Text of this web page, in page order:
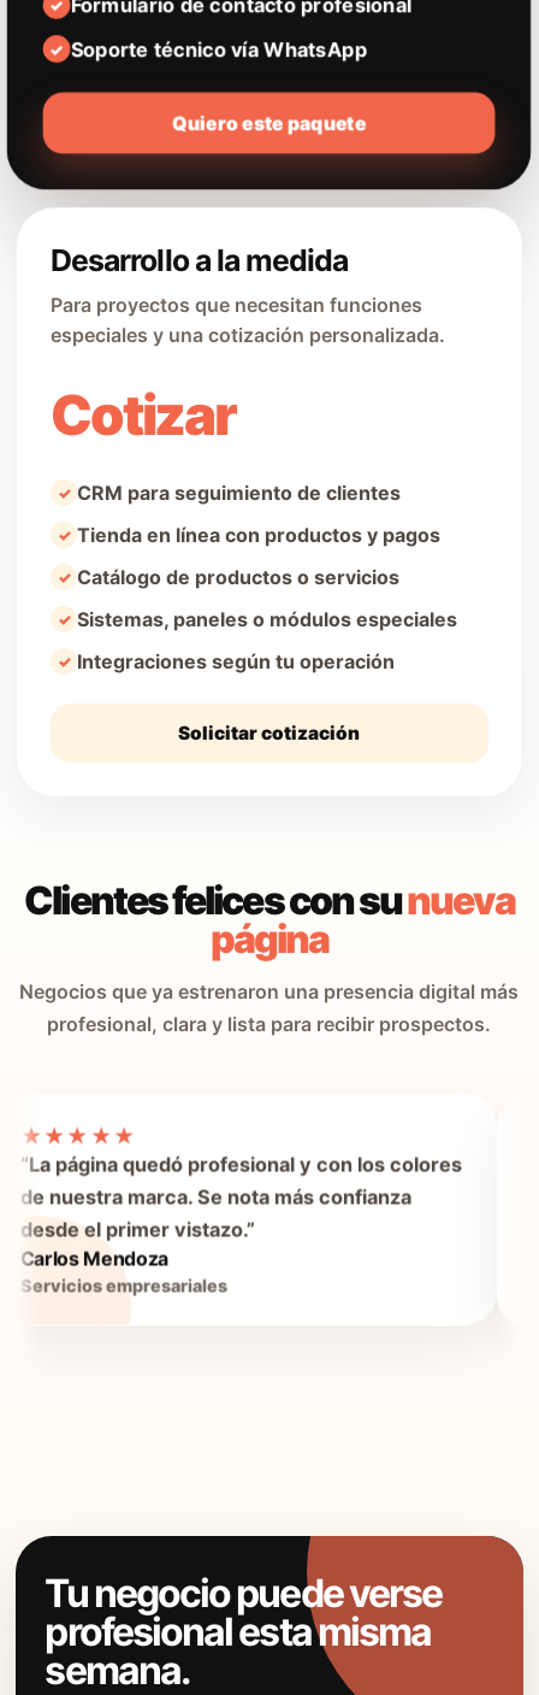
Formulario de contacto profesional
Soporte técnico vía WhatsApp
Quiero este paquete
Desarrollo a la medida
Para proyectos que necesitan funciones
especiales y una cotización personalizada.
Cotizar
CRM para seguimiento de clientes
Tienda en línea con productos y pagos
Catálogo de productos o servicios
Sistemas, paneles o módulos especiales
Integraciones según tu operación
Solicitar cotización
Clientes felices con sunueva
página
Negocios que ya estrenaron una presencia digital más
profesional, clara y lista para recibir prospectos.
★★★★★
“La página quedó profesional y con los colores
de nuestra marca. Se nota más confianza
desde el primer vistazo.”
Carlos Mendoza
Servicios empresariales
Tu negocio puede verse
profesional esta misma
semana.